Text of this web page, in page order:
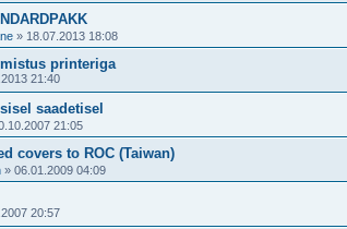
» 18.07.2013 18:08
printeriga
21:40
saadetisel
21:05
covers to ROC (Taiwan)
» 06.01.2009 04:09
20:57